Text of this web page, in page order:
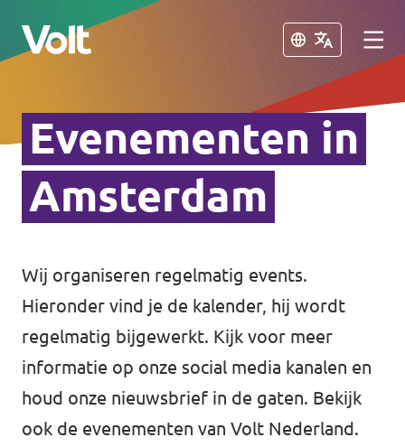
Sluiten
Kies een taal
Nederlands
Volt afdelingen dichtbij
Volt Nederland
Volt Noord-Holland
↗️ Overzicht alle Nederlandse afdelingen
Sluiten
Standpunten
Over Volt
Mensen
Nieuws
Agenda
Evenementen in
Amsterdam
Wij organiseren regelmatig events.
Hieronder vind je de kalender, hij wordt
regelmatig bijgewerkt. Kijk voor meer
informatie op onze social media kanalen en
houd onze nieuwsbrief in de gaten. Bekijk
ook de evenementen van Volt Nederland.